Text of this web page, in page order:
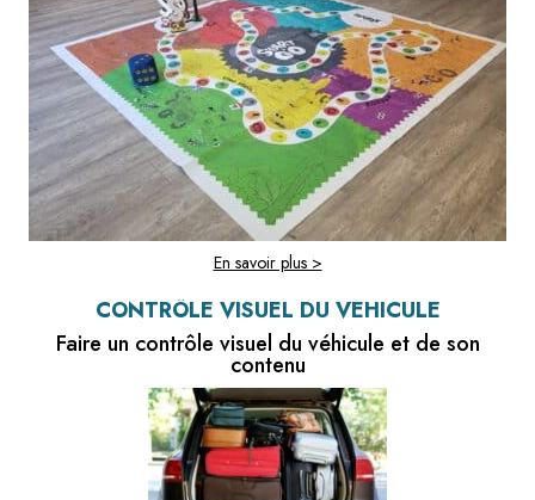
En savoir plus >
CONTRÔLE VISUEL DU VÉHICULE
Faire un contrôle visuel du véhicule et de son
contenu